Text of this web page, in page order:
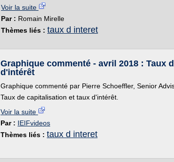
Voir la suite
Par : Romain Mirelle
Thèmes liés : taux d interet
Graphique commenté - avril 2018 : Taux
d'intérêt
Graphique commenté par Pierre Schoeffler, Senior
Taux de capitalisation et taux d'intérêt.
Voir la suite
Par : IEIFvideos
Thèmes liés : taux d interet